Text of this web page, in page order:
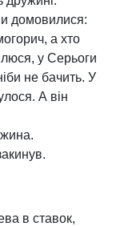
домовилися:
а хто
у Серьоги
не бачить. У
А він
в ставок,